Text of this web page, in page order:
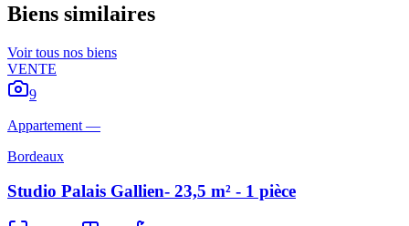
Biens similaires
Voir tous nos biens
VENTE
9
Appartement —
Bordeaux
Studio Palais Gallien- 23,5 m² - 1 pièce